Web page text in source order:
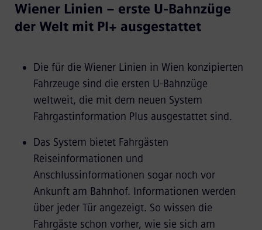
Wiener Linien – erste U-Bahnzüge
der Welt mit PI+ ausgestattet
Die für die Wiener Linien in Wien konzipierten
Fahrzeuge sind die ersten U-Bahnzüge
weltweit, die mit dem neuen System
Fahrgastinformation Plus ausgestattet sind.
Das System bietet Fahrgästen
Reiseinformationen und
Anschlussinformationen sogar noch vor
Ankunft am Bahnhof. Informationen werden
über jeder Tür angezeigt. So wissen die
Fahrgäste schon vorher, wie sie sich am